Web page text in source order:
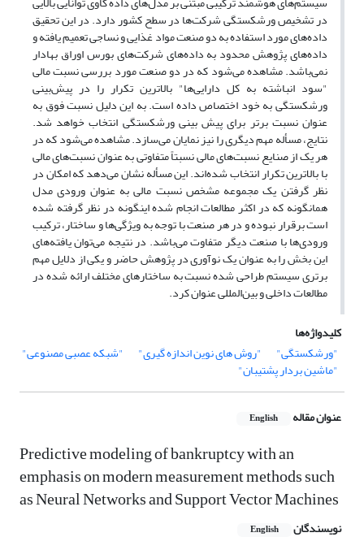
در تشخیص ورشکستگی شرکت‌ها در سطح کشور دارد. در این تحقیق
داده‌های مورد استفاده به دو صنعت مواد غذایی و نساجی تعمیم یافته و
داده‌های پژوهش محدود به داده‌های شرکت‌های بورس اوراق بهادار
نمی‌باشد. مشاهده می‌شود که در دو صنعت مورد بررسی نسبت مالی
"سود انباشته به کل دارایی‌ها" بالاترین تکرار را در پیش‌بینی
ورشکستگی به خود اختصاص داده است. به این دلیل نسبت فوق به
عنوان نسبت برتر برای پیش بینی ورشکستگی انتخاب خواهد شد.
نتایج، مسأله مهم دیگری را نیز نمایان می‌سازد. مشاهده می‌شود که در
هر یک از صنایع نسبت‌های مالی نسبتاً متفاوتی به عنوان نسبت‌های مالی
با بالاترین تکرار انتخاب شده‌اند. این مسأله نشان می‌دهد که امکان در
نظر گرفتن یک مجموعه مشخص نسبت مالی به عنوان ورودی مدل
همانگونه که در اکثر مطالعات انجام شده اینگونه در نظر گرفته شده
است برقرار نبوده و در هر صنعت با توجه به ویژگی‌ها و ساختار، ترکیب
ورودی‌ها با صنعت دیگر متفاوت می‌باشد. در نتیجه می‌توان یافته‌های
این بخش را به عنوان یک نوآوری در پژوهش حاضر و یکی از دلایل مهم
برتری سیستم طراحی شده نسبت به ساختارهای مختلف ارائه شده در
مطالعات داخلی و بین‌المللی عنوان کرد.
کلیدواژه‌ها
"ورشکستگی"
"روش های نوین اندازه گیری" "شبکه عصبی مصنوعی"
"ماشین بردار پشتیبان"
عنوان مقاله English
Predictive modeling of bankruptcy with an
emphasis on modern measurement methods such
as Neural Networks and Support Vector Machines
نویسندگان English